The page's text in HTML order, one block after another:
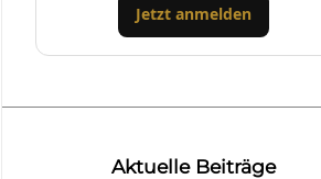
Jetzt anmelden
Aktuelle Beiträge